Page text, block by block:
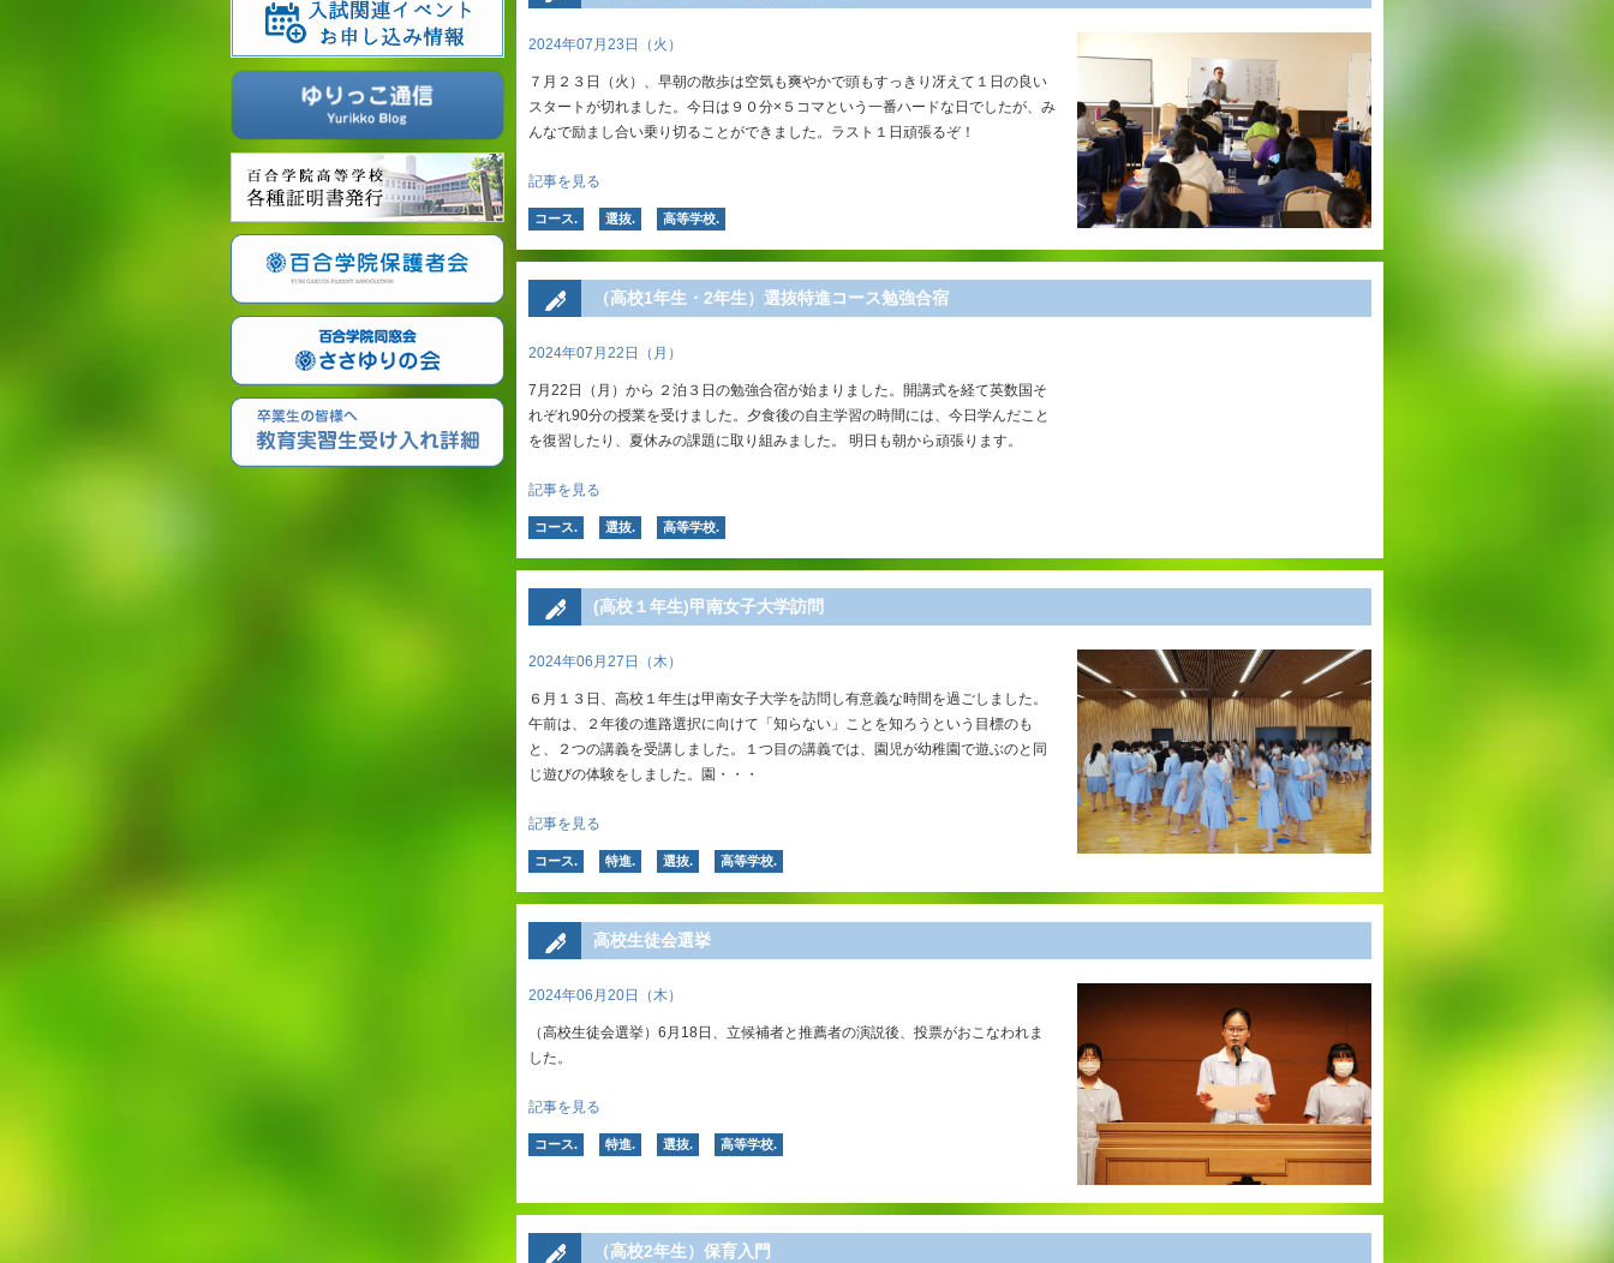
2024年07月23日（火）
７月２３日（火）、早朝の散歩は空気も爽やかで頭もすっきり冴えて１日の良い
スタートが切れました。今日は９０分×５コマという一番ハードな日でしたが、み
んなで励まし合い乗り切ることができました。ラスト１日頑張るぞ！
記事を見る
コース. 選抜. 高等学校.
（高校1年生・2年生）選抜特進コース勉強合宿
2024年07月22日（月）
7月22日（月）から ２泊３日の勉強合宿が始まりました。開講式を経て英数国そ
れぞれ90分の授業を受けました。夕食後の自主学習の時間には、今日学んだこと
を復習したり、夏休みの課題に取り組みました。 明日も朝から頑張ります。
記事を見る
コース. 選抜. 高等学校.
(高校１年生)甲南女子大学訪問
2024年06月27日（木）
６月１３日、高校１年生は甲南女子大学を訪問し有意義な時間を過ごしました。
午前は、２年後の進路選択に向けて「知らない」ことを知ろうという目標のも
と、２つの講義を受講しました。１つ目の講義では、園児が幼稚園で遊ぶのと同
じ遊びの体験をしました。園・・・
記事を見る
コース. 特進. 選抜. 高等学校.
高校生徒会選挙
2024年06月20日（木）
（高校生徒会選挙）6月18日、立候補者と推薦者の演説後、投票がおこなわれま
した。
記事を見る
コース. 特進. 選抜. 高等学校.
（高校2年生）保育入門
2027年度 入試について
出願時申請書類ダウンロード
帰国子女・転編入試験募集要項
進路指導